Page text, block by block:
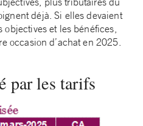
déjà. Si elles devaient
et les bénéfices,
occasion d’achat en 2025.
par les tarifs